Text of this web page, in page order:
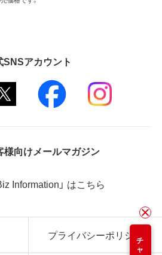
SNSアカウント
様向けメールマガジン
Information」 はこちら
プライバシーポリシー